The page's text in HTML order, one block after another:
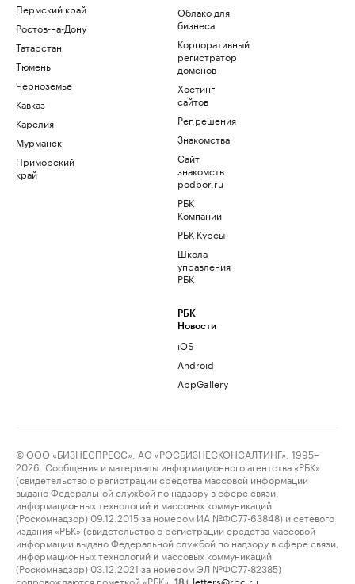
Пермский край
Ростов-на-Дону
Татарстан
Тюмень
Черноземье
Кавказ
Карелия
Мурманск
Приморский
край
Облако для
бизнеса
Корпоративный
регистратор
доменов
Хостинг
сайтов
Рег.решения
Знакомства
Сайт
знакомств
podbor.ru
РБК
Компании
РБК Курсы
Школа
управления
РБК
РБК
Новости
iOS
Android
AppGallery
© ООО «БИЗНЕСПРЕСС», АО «РОСБИЗНЕСКОНСАЛТИНГ», 1995–
2026. Сообщения и материалы информационного агентства «РБК»
(свидетельство о регистрации средства массовой информации
выдано Федеральной службой по надзору в сфере связи,
информационных технологий и массовых коммуникаций
(Роскомнадзор) 09.12.2015 за номером ИА №ФС77-63848) и сетевого
издания «РБК» (свидетельство о регистрации средства массовой
информации выдано Федеральной службой по надзору в сфере связи,
информационных технологий и массовых коммуникаций
(Роскомнадзор) 03.12.2021 за номером ЭЛ №ФС77-82385)
сопровождаются пометкой «РБК».
letters@rbc.ru